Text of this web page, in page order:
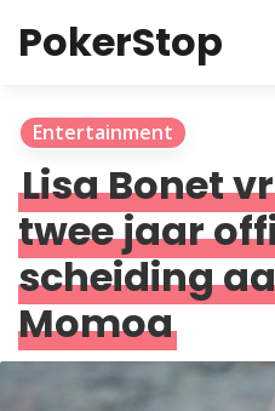
PokerStop
Entertainment
Lisa Bonet
twee jaar
scheiding
Momoa